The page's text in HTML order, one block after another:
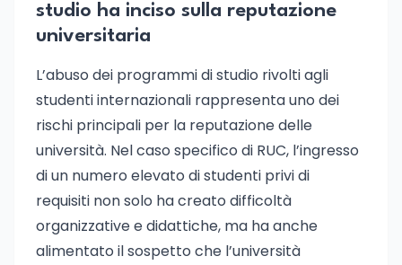
studio ha inciso sulla reputazione
universitaria
L’abuso dei programmi di studio rivolti agli
studenti internazionali rappresenta uno dei
rischi principali per la reputazione delle
università. Nel caso specifico di RUC, l’ingresso
di un numero elevato di studenti privi di
requisiti non solo ha creato difficoltà
organizzative e didattiche, ma ha anche
alimentato il sospetto che l’università